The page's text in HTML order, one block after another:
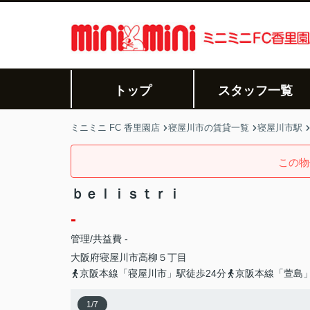
トップ スタッフ一覧
ミニミニ FC 香里園店 寝屋川市の賃貸一覧 寝屋川市駅
この
ｂｅｌｉｓｔｒｉ
-
管理/共益費 -
大阪府寝屋川市高柳 ５丁目
京阪本線「寝屋川市」駅徒歩24分
京阪本線「萱島
1/7